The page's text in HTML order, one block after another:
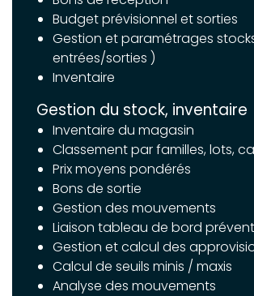
Budget prévisionnel et sorties
Gestion et paramétrages
entrées/sorties )
Inventaire
Gestion du stock, inventaire
Inventaire du magasin
Classement par familles, lots,
Prix moyens pondérés
Bons de sortie
Gestion des mouvements
Liaison tableau de bord
Gestion et calcul des
Calcul de seuils minis / maxis
Analyse des mouvements